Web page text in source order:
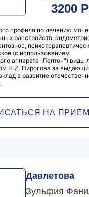
3200
профиля по лечению
расстройств,
(с использованием
аппарата "Лептон") виды
Н.И. Пирогова за
в развитие
НА ПРИЕМ
Давлетова
Зульфия